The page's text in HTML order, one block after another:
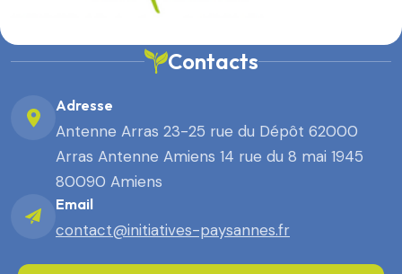
Contacts
Adresse
Antenne Arras 23-25 rue du Dépôt 62000
Arras Antenne Amiens 14 rue du 8 mai 1945
80090 Amiens
Email
contact@initiatives-paysannes.fr